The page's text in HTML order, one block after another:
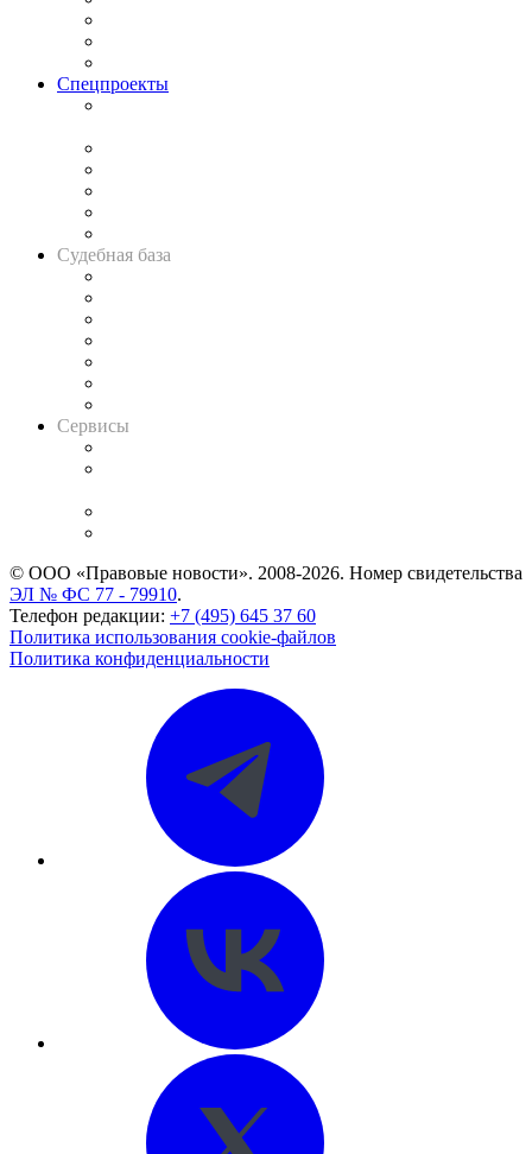
Спецпроекты
Судебная база
Сервисы
© ООО «Правовые новости». 2008-2026. Номер свидетельства
ЭЛ № ФС 77 - 79910.
Телефон редакции: +7 (495) 645 37 60
Политика использования cookie-файлов
Политика конфиденциальности